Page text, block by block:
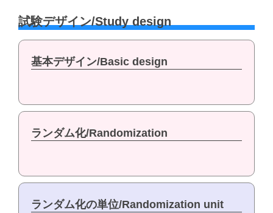
試験デザイン/Study design
基本デザイン/Basic design
ランダム化/Randomization
ランダム化の単位/Randomization unit